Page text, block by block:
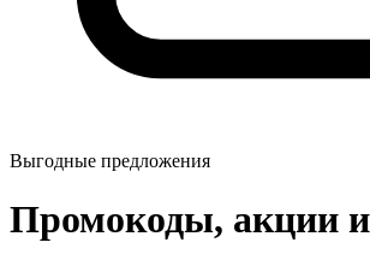
Выгодные предложения
Промокоды, акции